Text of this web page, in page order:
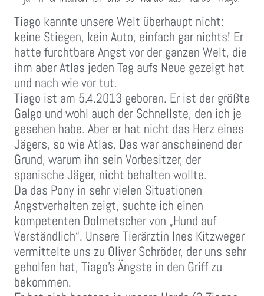
Tiago kannte unsere Welt überhaupt nicht:
keine Stiegen, kein Auto, einfach gar nichts! Er
hatte furchtbare Angst vor der ganzen Welt, die
ihm aber Atlas jeden Tag aufs Neue gezeigt hat
und nach wie vor tut.
Tiago ist am 5.4.2013 geboren. Er ist der größte
Galgo und wohl auch der Schnellste, den ich je
gesehen habe. Aber er hat nicht das Herz eines
Jägers, so wie Atlas. Das war anscheinend der
Grund, warum ihn sein Vorbesitzer, der
spanische Jäger, nicht behalten wollte.
Da das Pony in sehr vielen Situationen
Angstverhalten zeigt, suchte ich einen
kompetenten Dolmetscher von „Hund auf
Verständlich“. Unsere Tierärztin Ines Kitzweger
vermittelte uns zu Oliver Schröder, der uns sehr
geholfen hat, Tiago’s Ängste in den Griff zu
bekommen.